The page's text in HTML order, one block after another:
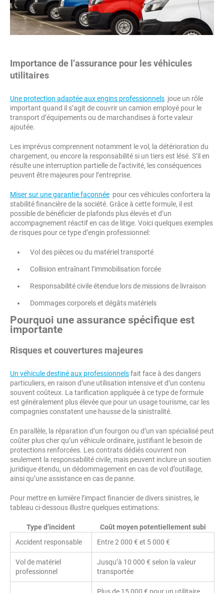
Importance de l’assurance pour les véhicules
utilitaires
Une protection adaptée aux engins professionnels joue un rôle
important quand il s’agit de couvrir un camion employé pour le
transport d’équipements ou de marchandises à forte valeur
ajoutée.
Les imprévus comprennent notamment le vol, la détérioration du
chargement, ou encore la responsabilité si un tiers est lésé. S’il en
résulte une interruption partielle de l’activité, les conséquences
peuvent être majeures pour l’entreprise.
Miser sur une garantie façonnée pour ces véhicules confortera la
stabilité financière de la société. Grâce à cette formule, il est
possible de bénéficier de plafonds plus élevés et d’un
accompagnement réactif en cas de litige. Voici quelques exemples
de risques pour ce type d’engin professionnel:
Vol des pièces ou du matériel transporté
Collision entraînant l’immobilisation forcée
Responsabilité civile étendue lors de missions de livraison
Dommages corporels et dégâts matériels
Pourquoi une assurance spécifique est
importante
Risques et couvertures majeures
Un véhicule destiné aux professionnelsfait face à des dangers
particuliers, en raison d’une utilisation intensive et d’un contenu
souvent coûteux. La tarification appliquée à ce type de formule
est généralement plus élevée que pour un usage tourisme, car les
compagnies constatent une hausse de la sinistralité.
En parallèle, la réparation d’un fourgon ou d’un van spécialisé peut
coûter plus cher qu’un véhicule ordinaire, justifiant le besoin de
protections renforcées. Les contrats dédiés couvrent non
seulement la responsabilité civile, mais peuvent inclure un soutien
juridique étendu, un dédommagement en cas de vol d’outillage,
ainsi qu’une assistance en cas de panne.
Pour mettre en lumière l’impact financier de divers sinistres, le
tableau ci-dessous illustre quelques estimations:
Type d’incident
Coût moyen potentiellement subi
Accident responsable
Entre 2 000 € et 5 000 €
Vol de matériel
professionnel
Jusqu’à 10 000 € selon la valeur
transportée